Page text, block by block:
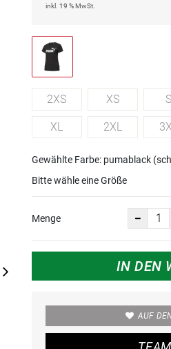
inkl. 19 % MwSt.
2XS XS S
XL 2XL
Gewählte Farbe: pumablack
Bitte wähle eine Größe
Menge
IN DEN
AUF